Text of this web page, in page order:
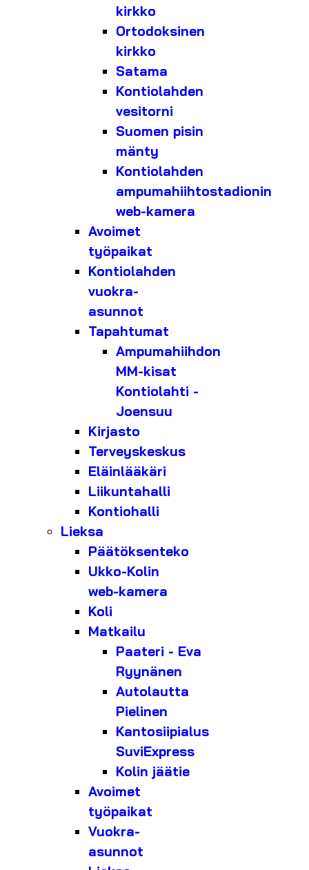
kirkko
Ortodoksinen
kirkko
Satama
Kontiolahden
vesitorni
Suomen pisin
mänty
Kontiolahden
ampumahiihtostadionin
web-kamera
Avoimet
työpaikat
Kontiolahden
vuokra-
asunnot
Tapahtumat
Ampumahiihdon
MM-kisat
Kontiolahti -
Joensuu
Kirjasto
Terveyskeskus
Eläinlääkäri
Liikuntahalli
Kontiohalli
Lieksa
Päätöksenteko
Ukko-Kolin
web-kamera
Koli
Matkailu
Paateri - Eva
Ryynänen
Autolautta
Pielinen
Kantosiipialus
SuviExpress
Kolin jäätie
Avoimet
työpaikat
Vuokra-
asunnot